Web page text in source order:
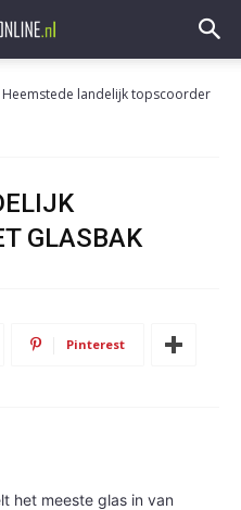
Heemstede landelijk topscoorder
GLASBAK
Pinterest
het meeste glas in van